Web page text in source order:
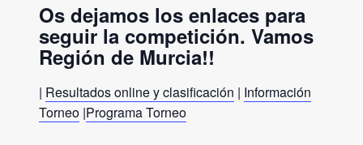
Os dejamos los enlaces para
seguir la competición. Vamos
Región de Murcia!!
| Resultados online y clasificación | Información
Torneo |Programa Torneo